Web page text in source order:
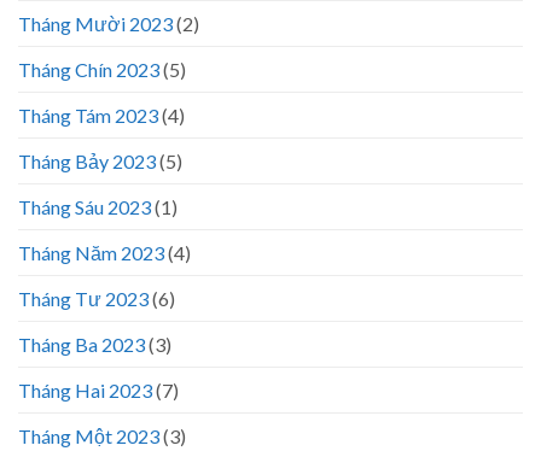
Tháng Mười 2023(2)
Tháng Chín 2023(5)
Tháng Tám 2023(4)
Tháng Bảy 2023(5)
Tháng Sáu 2023(1)
Tháng Năm 2023(4)
Tháng Tư 2023(6)
Tháng Ba 2023(3)
Tháng Hai 2023(7)
Tháng Một 2023(3)